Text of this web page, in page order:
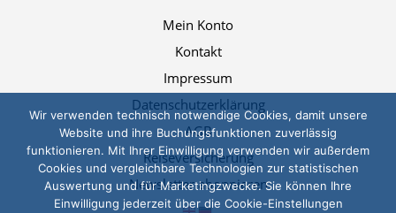
Mein Konto
Kontakt
Impressum
Datenschutzerklärung
AGB
Reiseversicherung
Newsletter abonnieren
Wir verwenden technisch notwendige Cookies, damit unsere
Website und ihre Buchungsfunktionen zuverlässig
funktionieren. Mit Ihrer Einwilligung verwenden wir außerdem
Cookies und vergleichbare Technologien zur statistischen
Auswertung und für Marketingzwecke. Sie können Ihre
Einwilligung jederzeit über die Cookie-Einstellungen